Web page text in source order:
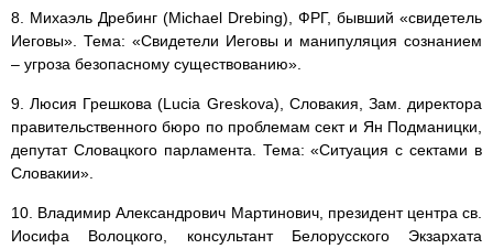
8. Михаэль Дребинг (Michael Drebing), ФРГ, бывший «свидетель
Иеговы». Тема: «Свидетели Иеговы и манипуляция сознанием
– угроза безопасному существованию».
9. Люсия Грешкова (Lucia Greskova), Словакия, Зам. директора
правительственного бюро по проблемам сект и Ян Подманицки,
депутат Словацкого парламента. Тема: «Ситуация с сектами в
Словакии».
10. Владимир Александрович Мартинович, президент центра св.
Иосифа Волоцкого, консультант Белорусского Экзархата